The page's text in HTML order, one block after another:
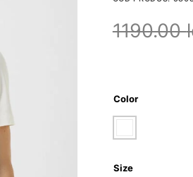
1190.00
Color
Size